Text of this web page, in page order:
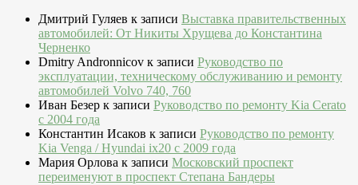
Дмитрий Гуляев к записи Выставка правительственных
автомобилей: От Никиты Хрущева до Константина
Черненко
Dmitry Andronnicov к записи Руководство по
эксплуатации, техническому обслуживанию и ремонту
автомобилей Volvo 740, 760
Иван Безер к записи Руководство по ремонту Kia Cerato
c 2004 года
Константин Исаков к записи Руководство по ремонту
Kia Venga / Hyundai ix20 c 2009 года
Мария Орлова к записи Московский проспект
переименуют в проспект Степана Бандеры